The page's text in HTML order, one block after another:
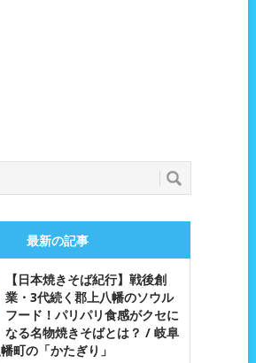
最新の記事
【日本焼きそば紀行】戦後創
業・3代続く郡上八幡のソウル
フード！パリパリ食感がクセに
なる名物焼きそばとは？ / 岐阜
町の「かたぎり」